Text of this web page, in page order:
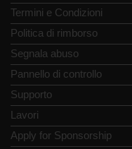
Termini e Condizioni
Politica di rimborso
Segnala abuso
Pannello di controllo
Supporto
Lavori
Apply for Sponsorship